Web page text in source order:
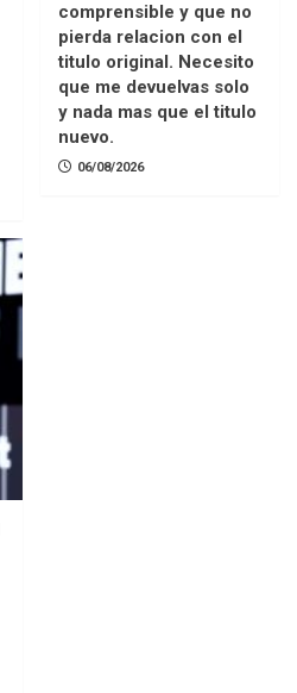
comprensible y que no
pierda relacion con el
titulo original. Necesito
que me devuelvas solo
y nada mas que el titulo
nuevo.
06/08/2026